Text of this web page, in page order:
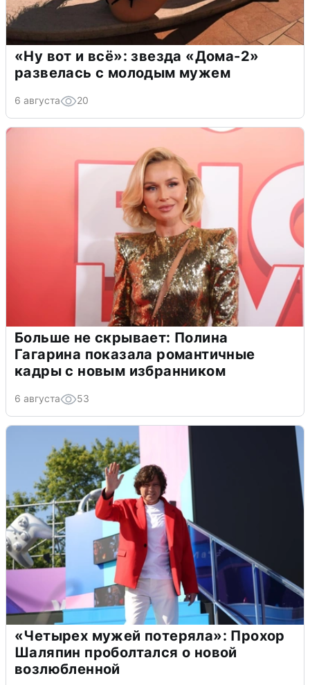
«Ну вот и всё»: звезда «Дома-2»
развелась с молодым мужем
6 августа 20
Больше не скрывает: Полина
Гагарина показала романтичные
кадры с новым избранником
6 августа 53
«Четырех мужей потеряла»: Прохор
Шаляпин проболтался о новой
возлюбленной